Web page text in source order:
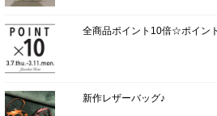
全商品ポイント10倍☆ポイン
新作レザーバッグ♪